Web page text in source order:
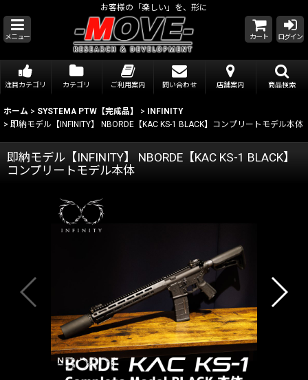
お客様の「楽しい」を、形に
メニュー カート ログイン
注目カテゴリ カテゴリ ご利用案内 問い合わせ 店舗案内 商品検索
ホーム > SYSTEMA PTW【完成品】 >
INFINITY
> 即納モデル【INFINITY】 NBORDE【KAC KS-1 BLACK】コンプリートモデル本体
即納モデル【INFINITY】 NBORDE【KAC KS-1 BLACK】
コンプリートモデル本体